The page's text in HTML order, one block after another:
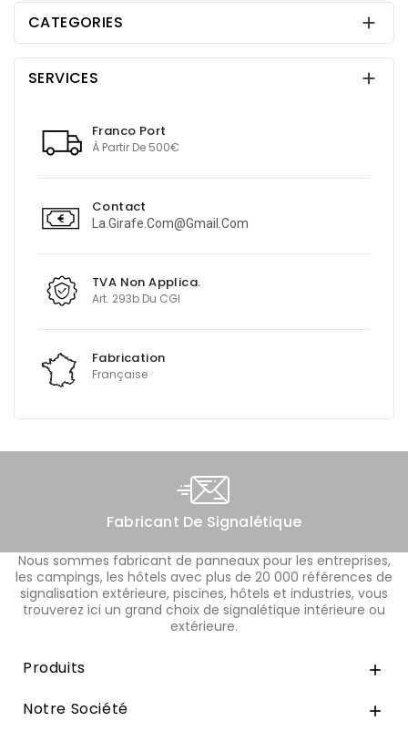
CATEGORIES 
SERVICES 
Franco Port
À Partir De 500€
Contact
La.girafe.com@gmail.com
TVA Non Applica.
Art. 293b Du CGI
Fabrication
Française
Fabricant De Signalétique
Nous sommes fabricant de panneaux pour les entreprises,
les campings, les hôtels avec plus de 20 000 références de
signalisation extérieure, piscines, hôtels et industries, vous
trouverez ici un grand choix de signalétique intérieure ou
extérieure.
Produits 
Notre Société 